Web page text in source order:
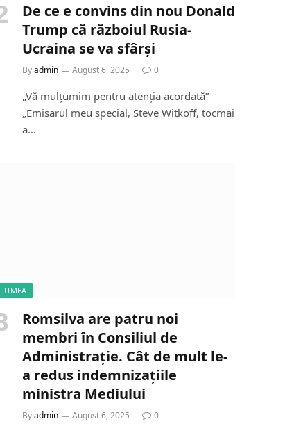
De ce e convins din nou Donald
Trump că războiul Rusia-
Ucraina se va sfârși
Byadmin August 6, 2025 0
„Vă mulțumim pentru atenția acordată”
„Emisarul meu special, Steve Witkoff, tocmai
a…
LUMEA
Romsilva are patru noi
membri în Consiliul de
Administrație. Cât de mult le-
a redus indemnizațiile
ministra Mediului
Byadmin August 6, 2025 0